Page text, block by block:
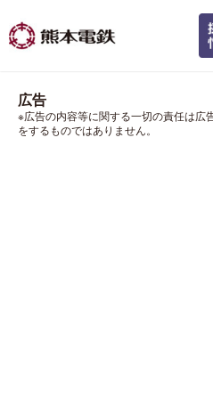
広告
※広告の内容等に関する一切の責任は広
をするものではありません。